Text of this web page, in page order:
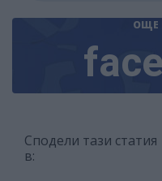
ОЩЕ
Сподели тази статия
в: